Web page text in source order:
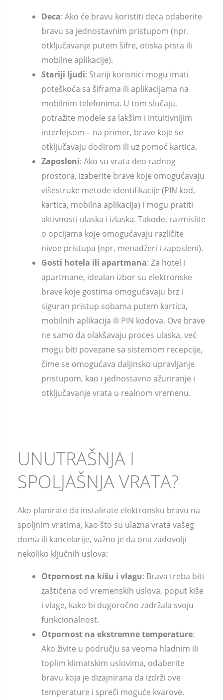
Deca: Ako će bravu koristiti deca odaberite
bravu sa jednostavnim pristupom (npr.
otključavanje putem šifre, otiska prsta ili
mobilne aplikacije).
Stariji ljudi: Stariji korisnici mogu imati
poteškoća sa šiframa ili aplikacijama na
mobilnim telefonima. U tom slučaju,
potražite modele sa lakšim i intuitivnijim
interfejsom – na primer, brave koje se
otključavaju dodirom ili uz pomoć kartica.
Zaposleni: Ako su vrata deo radnog
prostora, izaberite brave koje omogućavaju
višestruke metode identifikacije (PIN kod,
kartica, mobilna aplikacija) i mogu pratiti
aktivnosti ulaska i izlaska. Takođe, razmislite
o opcijama koje omogućavaju različite
nivoe pristupa (npr. menadžeri i zaposleni).
Gosti hotela ili apartmana: Za hotel i
apartmane, idealan izbor su elektronske
brave koje gostima omogućavaju brz i
siguran pristup sobama putem kartica,
mobilnih aplikacija ili PIN kodova. Ove brave
ne samo da olakšavaju proces ulaska, već
mogu biti povezane sa sistemom recepcije,
čime se omogućava daljinsko upravljanje
pristupom, kao i jednostavno ažuriranje i
otključavanje vrata u realnom vremenu.
UNUTRAŠNJA I
SPOLJAŠNJA VRATA?
Ako planirate da instalirate elektronsku bravu na
spoljnim vratima, kao što su ulazna vrata vašeg
doma ili kancelarije, važno je da ona zadovolji
nekoliko ključnih uslova:
Otpornost na kišu i vlagu: Brava treba biti
zaštićena od vremenskih uslova, poput kiše
i vlage, kako bi dugoročno zadržala svoju
funkcionalnost.
Otpornost na ekstremne temperature:
Ako živite u području sa veoma hladnim ili
toplim klimatskim uslovima, odaberite
bravu koja je dizajnirana da izdrži ove
temperature i spreči moguće kvarove.